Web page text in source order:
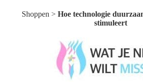
Shoppen > Hoe technologie
stimuleert